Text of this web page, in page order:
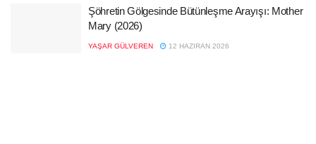
Şöhretin Gölgesinde Bütünleşme Arayışı: Mother
Mary (2026)
YAŞAR GÜLVEREN 12 HAZIRAN 2026